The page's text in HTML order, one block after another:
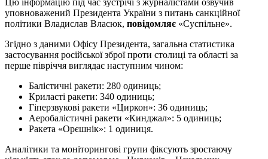
Цю інформацію під час зустрічі з журналістами озвучив
уповноважений Президента України з питань санкційної
політики Владислав Власюк, повідомляє «Суспільне».
Згідно з даними Офісу Президента, загальна статистика
застосування російської зброї проти столиці та області за
перше півріччя виглядає наступним чином:
Балістичні ракети: 280 одиниць;
Криласті ракети: 340 одиниць;
Гіперзвукові ракети «Циркон»: 36 одиниць;
Аеробалістичні ракети «Кинджал»: 5 одиниць;
Ракета «Орєшнік»: 1 одиниця.
Аналітики та моніторингові групи фіксують зростаючу